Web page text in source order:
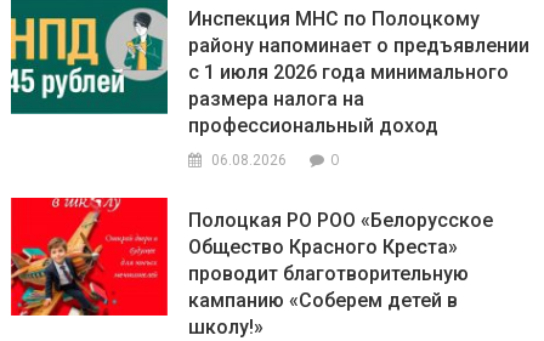
Инспекция МНС по Полоцкому
району напоминает о предъявлении
с 1 июля 2026 года минимального
размера налога на
профессиональный доход
06.08.2026 0
Полоцкая РО РОО «Белорусское
Общество Красного Креста»
проводит благотворительную
кампанию «Соберем детей в
школу!»